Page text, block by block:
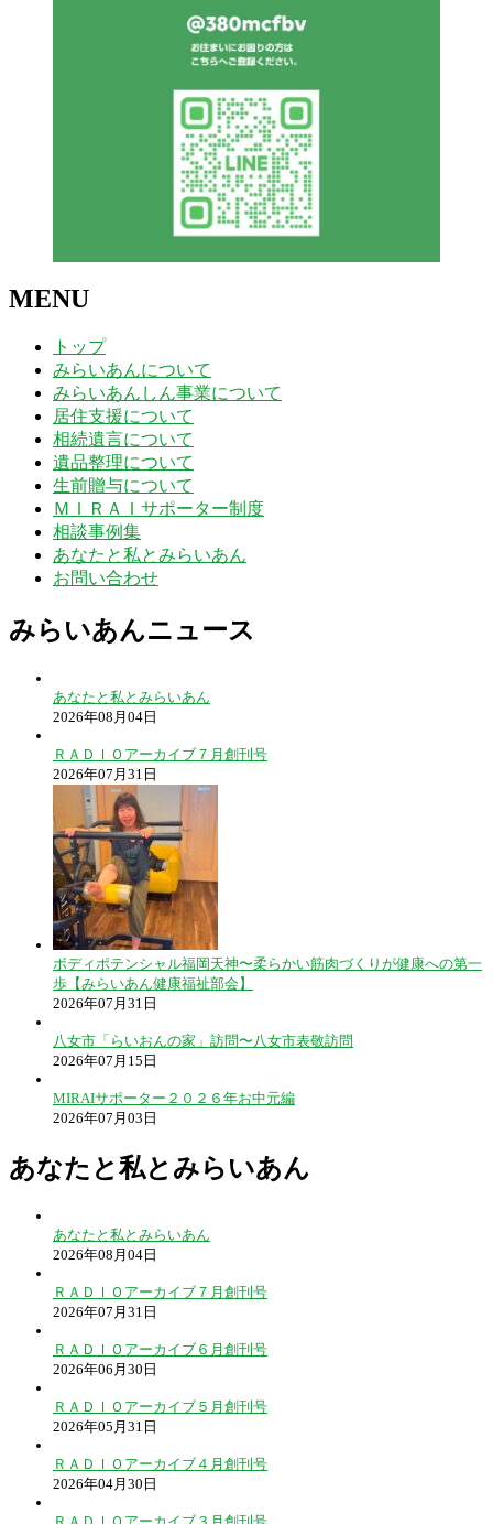
MENU
トップ
みらいあんについて
みらいあんしん事業について
居住支援について
相続遺言について
遺品整理について
生前贈与について
ＭＩＲＡＩサポーター制度
相談事例集
あなたと私とみらいあん
お問い合わせ
みらいあんニュース
あなたと私とみらいあん
2026年08月04日
ＲＡＤＩＯアーカイブ７月創刊号
2026年07月31日
ボディポテンシャル福岡天神〜柔らかい筋肉づくりが健康への第一
歩【みらいあん健康福祉部会】
2026年07月31日
八女市「らいおんの家」訪問〜八女市表敬訪問
2026年07月15日
MIRAIサポーター２０２６年お中元編
2026年07月03日
あなたと私とみらいあん
あなたと私とみらいあん
2026年08月04日
ＲＡＤＩＯアーカイブ７月創刊号
2026年07月31日
ＲＡＤＩＯアーカイブ６月創刊号
2026年06月30日
ＲＡＤＩＯアーカイブ５月創刊号
2026年05月31日
ＲＡＤＩＯアーカイブ４月創刊号
2026年04月30日